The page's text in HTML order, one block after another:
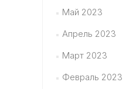
Май 2023
Апрель 2023
Март 2023
Февраль 2023